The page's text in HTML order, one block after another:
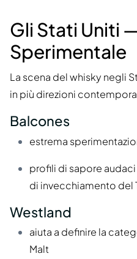
Gli Stati Uniti
Sperimentale
La scena del whisky negli
in più direzioni
Balcones
estrema
profili di sapore
di invecchiamento del
Westland
aiuta a definire la
Malt